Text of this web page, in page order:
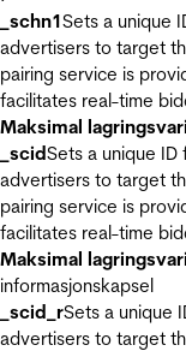
_schn1Sets a unique
advertisers to target
pairing service is
facilitates real-time
Maksimal
_scidSets a unique
advertisers to target
pairing service is
facilitates real-time
Maksimal
informasjonskapsel
_scid_rSets a unique
advertisers to target